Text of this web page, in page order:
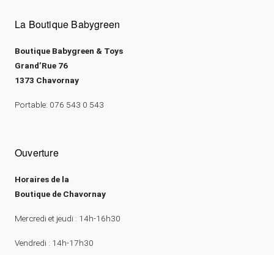
La Boutique Babygreen
Boutique Babygreen & Toys
Grand’Rue 76
1373 Chavornay
Portable: 076 543 0 543
Ouverture
Horaires de la
Boutique de Chavornay
Mercredi et jeudi : 14h-16h30
Vendredi : 14h-17h30